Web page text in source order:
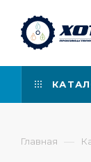
Главная —